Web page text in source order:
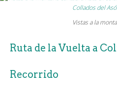
Vistas a la
Ruta de la Vuelta a
Recorrido